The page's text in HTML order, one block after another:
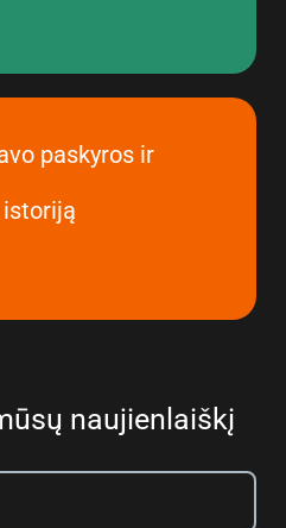
paskyros ir
naujienlaiškį